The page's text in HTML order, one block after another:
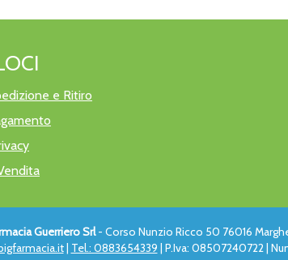
e Ritiro
Guerriero Srl- Corso Nunzio Ricco 50 76016
| Tel.: 0883654339 | P.Iva: 08507240722 |